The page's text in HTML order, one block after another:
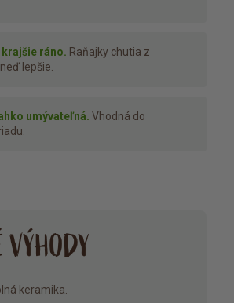
ráno. Raňajky chutia z
lepšie.
umývateľná. Vhodná do
keramika.